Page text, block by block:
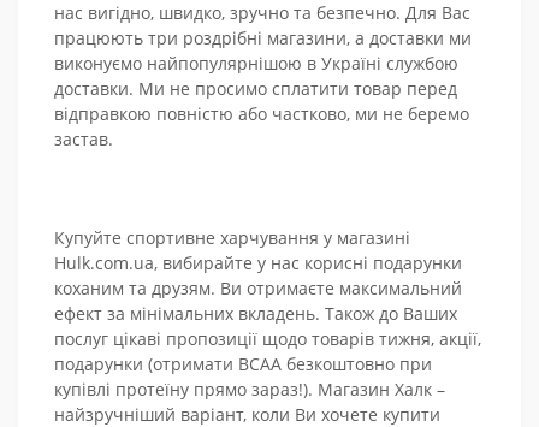
нас вигідно, швидко, зручно та безпечно. Для Вас
працюють три роздрібні магазини, а доставки ми
виконуємо найпопулярнішою в Україні службою
доставки. Ми не просимо сплатити товар перед
відправкою повністю або частково, ми не беремо
застав.
Купуйте спортивне харчування у магазині
Hulk.com.ua, вибирайте у нас корисні подарунки
коханим та друзям. Ви отримаєте максимальний
ефект за мінімальних вкладень. Також до Ваших
послуг цікаві пропозиції щодо товарів тижня, акції,
подарунки (отримати BCAA безкоштовно при
купівлі протеїну прямо зараз!). Магазин Халк –
найзручніший варіант, коли Ви хочете купити